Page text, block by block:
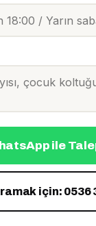
ile
için: 0536